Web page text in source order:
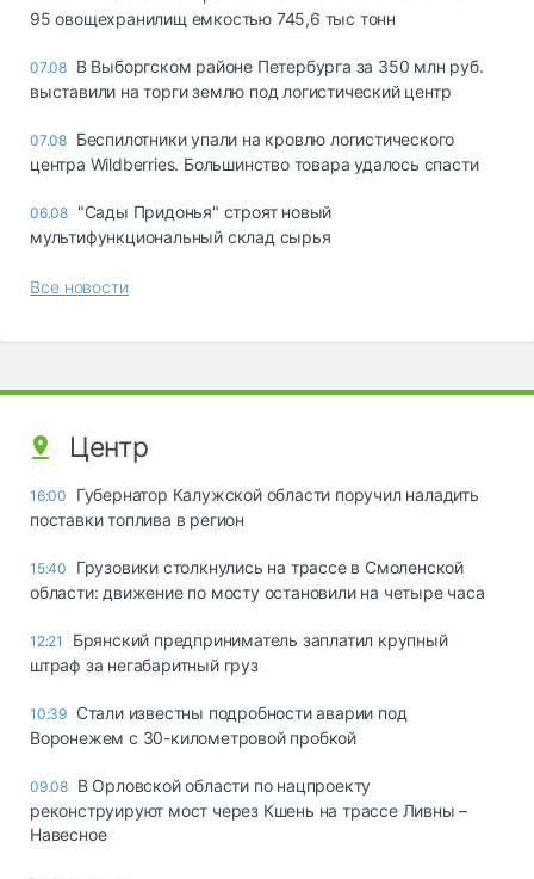
95 овощехранилищ емкостью 745,6 тыс тонн
07.08 В Выборгском районе Петербурга за 350 млн руб.
выставили на торги землю под логистический центр
07.08 Беспилотники упали на кровлю логистического
центра Wildberries. Большинство товара удалось спасти
06.08 "Сады Придонья" строят новый
мультифункциональный склад сырья
Все новости
Центр
16:00
Губернатор Калужской области поручил наладить
поставки топлива в регион
15:40
Грузовики столкнулись на трассе в Смоленской
области: движение по мосту остановили на четыре часа
12:21
Брянский предприниматель заплатил крупный
штраф за негабаритный груз
10:39 Стали известны подробности аварии под
Воронежем с 30-километровой пробкой
09.08 В Орловской области по нацпроекту
реконструируют мост через Кшень на трассе Ливны –
Навесное